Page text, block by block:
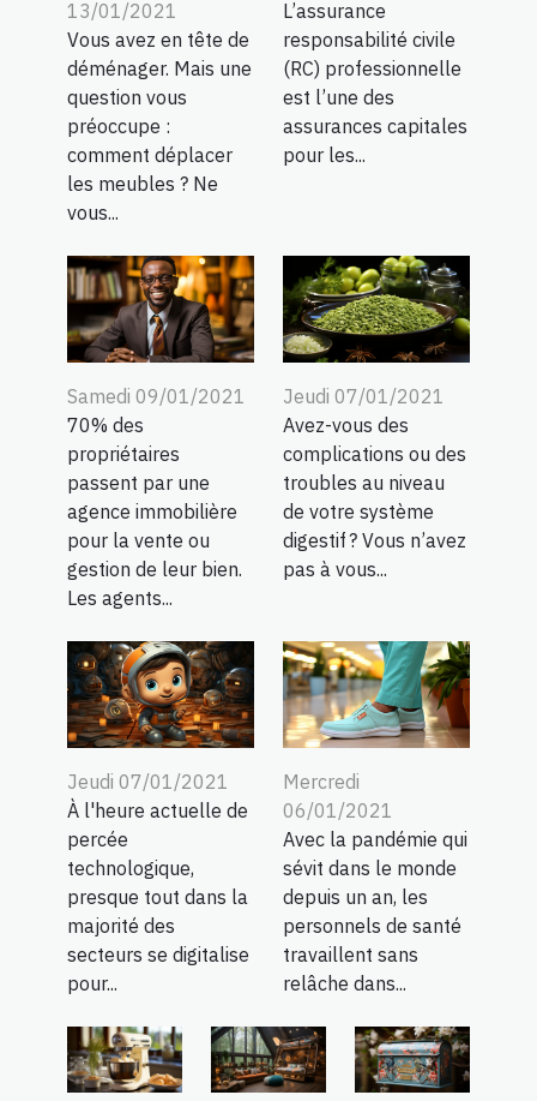
13/01/2021
Vous avez en tête de
déménager. Mais une
question vous
préoccupe :
comment déplacer
les meubles ? Ne
vous...
L’assurance
responsabilité civile
(RC) professionnelle
est l’une des
assurances capitales
pour les...
Samedi 09/01/2021
70% des
propriétaires
passent par une
agence immobilière
pour la vente ou
gestion de leur bien.
Les agents...
Jeudi 07/01/2021
Avez-vous des
complications ou des
troubles au niveau
de votre système
digestif ? Vous n’avez
pas à vous...
Jeudi 07/01/2021
À l'heure actuelle de
percée
technologique,
presque tout dans la
majorité des
secteurs se digitalise
pour...
Mercredi
06/01/2021
Avec la pandémie qui
sévit dans le monde
depuis un an, les
personnels de santé
travaillent sans
relâche dans...